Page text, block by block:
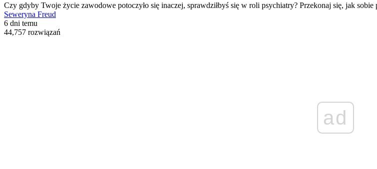
Czy gdyby Twoje życie zawodowe potoczyło się inaczej, sprawdziłbyś się w roli psychiatry? Przekonaj się, jak
Seweryna Freud
6 dni temu
44,757 rozwiązań
ad